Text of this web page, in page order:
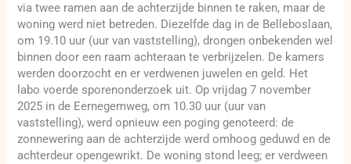
via twee ramen aan de achterzijde binnen te raken, maar de
woning werd niet betreden. Diezelfde dag in de Belleboslaan,
om 19.10 uur (uur van vaststelling), drongen onbekenden wel
binnen door een raam achteraan te verbrijzelen. De kamers
werden doorzocht en er verdwenen juwelen en geld. Het
labo voerde sporenonderzoek uit. Op vrijdag 7 november
2025 in de Eernegemweg, om 10.30 uur (uur van
vaststelling), werd opnieuw een poging genoteerd: de
zonnewering aan de achterzijde werd omhoog geduwd en de
achterdeur opengewrikt. De woning stond leeg; er verdween